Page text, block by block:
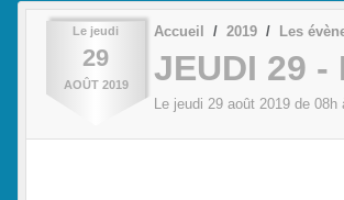
Le jeudi
29
AOÛT 2019
Accueil 2019 Les
JEUDI 29 -
Le jeudi 29 août 2019 de 08h